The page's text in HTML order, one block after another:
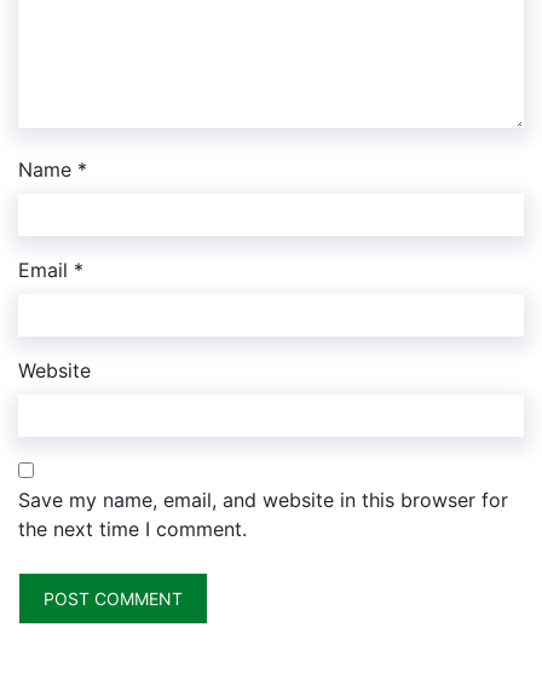
Name *
Email *
Website
Save my name, email, and website in this browser for
the next time I comment.